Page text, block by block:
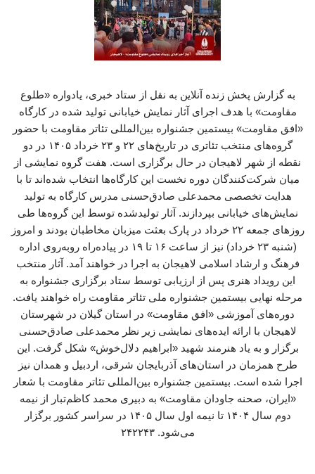
به گزارش پخش زنده آنلاین به نقل از ستاد خبری، یادواره «طلوع
مقاومت» با هدف اجرای آثار نمایش خیابانی تولید شده در کارگاه
«افق مقاومت» بیستمین جشنواره بین‌المللی تئاتر مقاومت با حضور
گروه‌های منتخب تئاتری در تاریخ‌های ۲۲ و ۲۳ خرداد ۱۴۰۵ در دو
نقطه از شهر لاهیجان در حال برگزاری است. هفت گروه نمایشی از
میان شرکت‌کنندگان دوره نخست این کارگاه‌ها انتخاب شده‌اند تا با
هدایت تخصصی محمدعلی صادق‌حسنی مدرس کارگاه به تولید
نمایش‌های خیابانی بپردازند. آثار تولیدشده توسط این گروه‌ها طی
روزهای جمعه ۲۲ خرداد در پارک بعثت میزبان مخاطبان بودند و امروز
(شنبه ۲۳ خرداد) نیز از ساعت ۱۶ تا ۱۹ در پیاده‌راه روبه‌روی اداره
فرهنگ و ارشاد اسلامی لاهیجان به اجرا در خواهند آمد. آثار منتخب
این رویداد هنری پس از ارزیابی توسط ستاد برگزاری جشنواره به
مرحله نهایی بیستمین جشنواره ملی تئاتر مقاومت راه خواهند یافت.
دوره‌های آموزشی «افق مقاومت» در استان گیلان در شهرستان
لاهیجان با ارائه ایده‌های نمایشی زیر نظر محمدعلی صادق‌حسنی
برگزار و به یاد هنرمند شهید «ابراهیم دلال‌خوش» شکل گرفت. این
طرح همزمان در استان‌های آذربایجان شرقی، اردبیل و همدان نیز
اجرا شده است. بیستمین جشنواره بین‌المللی تئاتر مقاومت با شعار
«ایران، صحنه جاودان مقاومت» به دبیری محمد کاظم‌تبار از نیمه
دوم سال ۱۴۰۴ تا نیمه اول سال ۱۴۰۵ در سراسر کشور برگزار
می‌شود. ۲۴۲۲۴۳